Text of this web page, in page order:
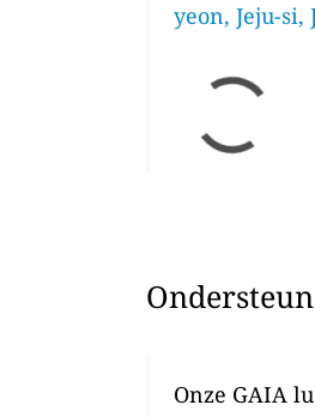
yeon, Jeju-si,
Onze GAIA